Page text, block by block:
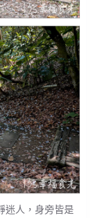
迷人，身旁皆是